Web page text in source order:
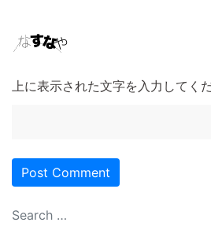
上に表示された文字を入力してくだ